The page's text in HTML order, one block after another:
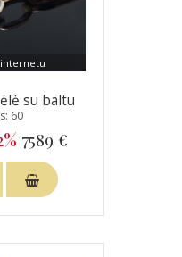
su baltu
60
7589 €